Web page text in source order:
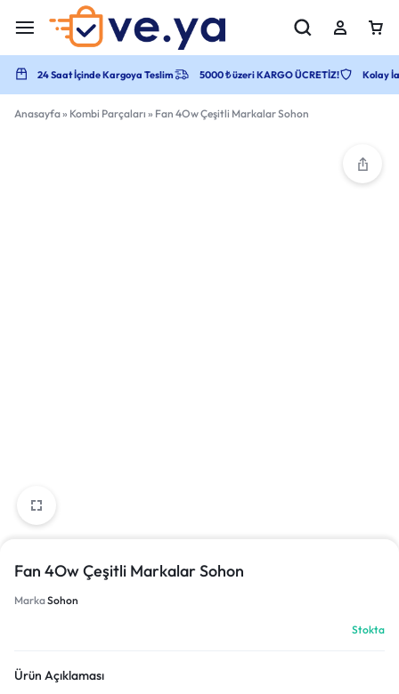
24 Saat İçinde Kargoya Teslim 5000 ₺ üzeri KARGO ÜCRETİZ! Kolay
Anasayfa» Kombi Parçaları » Fan 4Ow Çeşitli Markalar Sohon
Fan 4Ow Çeşitli Markalar Sohon
MarkaSohon
Stokta
Ürün Açıklaması